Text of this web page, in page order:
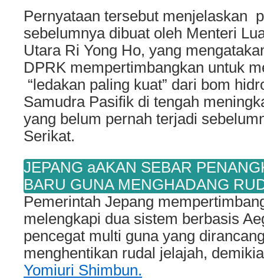
Pernyataan tersebut menjelaskan
sebelumnya dibuat oleh Menteri
Utara Ri Yong Ho, yang
DPRK mempertimbangkan untuk
“ledakan paling kuat” dari bom
Samudra Pasifik di tengah
yang belum pernah terjadi
Serikat.
JEPANG aAKAN SEBAR
BARU GUNA MENGHADANG
Pemerintah Jepang
melengkapi dua sistem berbasis
pencegat multi guna yang
menghentikan rudal jelajah,
Yomiuri Shimbun.